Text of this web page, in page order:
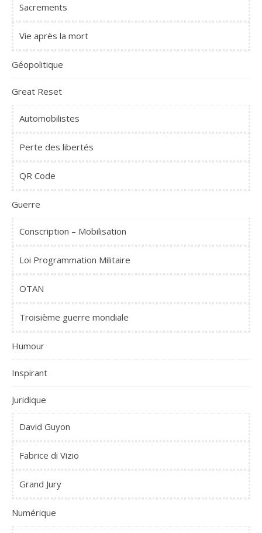
Sacrements
Vie après la mort
Géopolitique
Great Reset
Automobilistes
Perte des libertés
QR Code
Guerre
Conscription – Mobilisation
Loi Programmation Militaire
OTAN
Troisième guerre mondiale
Humour
Inspirant
Juridique
David Guyon
Fabrice di Vizio
Grand Jury
Numérique